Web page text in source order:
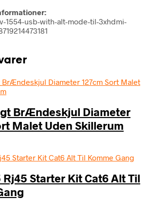
1554-usb-with-alt-mode-til-3xhdmi-
BrÆndeskjul Diameter
Malet Uden Skillerum
Starter Kit Cat6 Alt Til